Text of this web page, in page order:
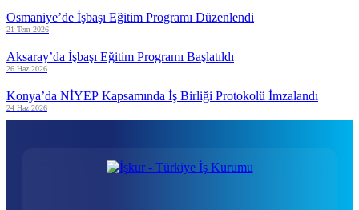
Osmaniye’de İşbaşı Eğitim Programı Düzenlendi
21 Tem 2026
Aksaray’da İşbaşı Eğitim Programı Başlatıldı
26 Haz 2026
Konya’da NİYEP Kapsamında İş Birliği Protokolü İmzalandı
24 Haz 2026